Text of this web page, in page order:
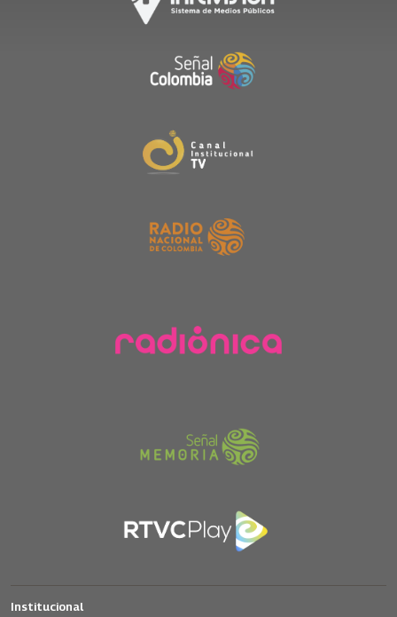
Institucional